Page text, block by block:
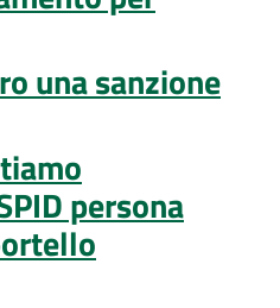
una sanzione
persona